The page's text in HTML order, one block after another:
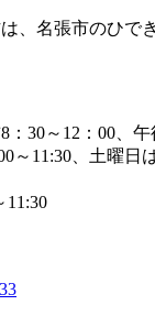
、名張市のひで
11:30